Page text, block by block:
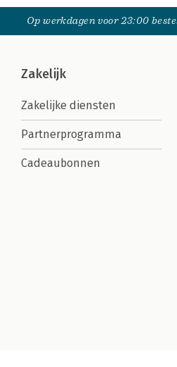
Op werkdagen voor 23:00
Zakelijk
Zakelijke diensten
Partnerprogramma
Cadeaubonnen